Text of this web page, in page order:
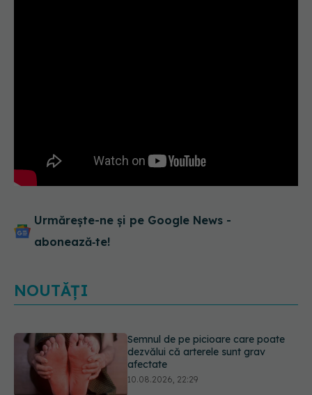
Urmărește-ne și pe Google News -
abonează‑te!
NOUTĂȚI
A murit Prof. Dr. Ioana Micle, un
reper al pediatriei timișorene
10.08.2026, 21:51